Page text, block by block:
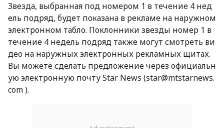
Звезда, выбранная под номером 1 в течение 4 нед
ель подряд, будет показана в рекламе на наружном
электронном табло. Поклонники звезды номер 1 в
течение 4 недель подряд также могут смотреть ви
део на наружных электронных рекламных щитах.
Вы можете сделать предложение через официальн
ую электронную почту Star News (star@mtstarnews.
com ).